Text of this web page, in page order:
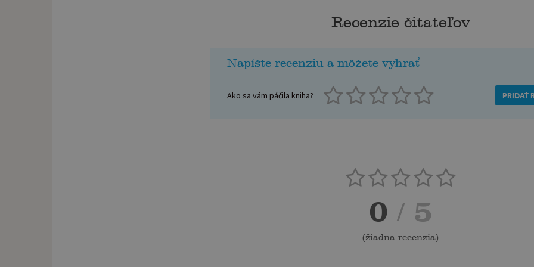
Recenzie čitateľov
Napíšte recenziu a môžete vyhrať
Ako sa vám páčila kniha? PRIDAŤ
0 / 5
(žiadna recenzia)